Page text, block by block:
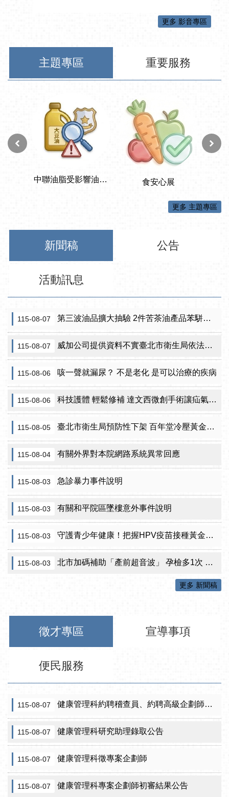
更多 影音專區
主題專區 重要服務
更多 主題專區
新聞稿 公告
活動訊息
115-08-07 第三波油品擴大抽驗 2件苦茶油產品苯駢芘超標 前已要求預防性下架
115-08-07 威加公司提供資料不實臺北市衛生局依法重罰300萬元 續查苦茶油及原料下游
115-08-06 咳一聲就漏尿？ 不是老化 是可以治療的疾病
115-08-06 科技護體 輕鬆修補 達文西微創手術讓疝氣治療更精準
115-08-05 臺北市衛生局預防性下架 百年堂冷壓黃金苦茶油產品
115-08-04 有關外界對本院網路系統異常回應
115-08-03 急診暴力事件說明
115-08-03 有關和平院區墜樓意外事件說明
115-08-03 守護青少年健康！把握HPV疫苗接種黃金期 臺北市提供校園設站及98家合約院所接種服務
115-08-03 北市加碼補助「產前超音波」 孕檢多1次 準媽咪「超」安心！
更多 新聞稿
徵才專區 宣導事項
便民服務
115-08-07 健康管理科約聘稽查員、約聘高級企劃師之初審合格名單暨甄試公告
115-08-07 健康管理科研究助理錄取公告
115-08-07 健康管理科徵專案企劃師
115-08-07 健康管理科專案企劃師初審結果公告